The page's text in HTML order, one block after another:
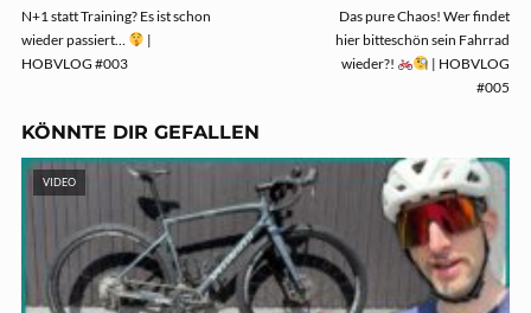
N+1 statt Training? Es ist schon
wieder passiert…
|
HOBVLOG #003
Das pure Chaos! Wer findet
hier bitteschön sein Fahrrad
wieder?!
| HOBVLOG
#005
KÖNNTE DIR GEFALLEN
VIDEO